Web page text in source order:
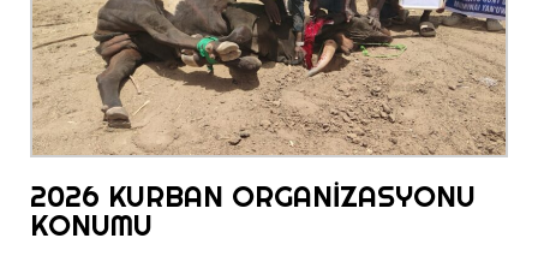
2026 KURBAN ORGANİZASYONU
KONUMU